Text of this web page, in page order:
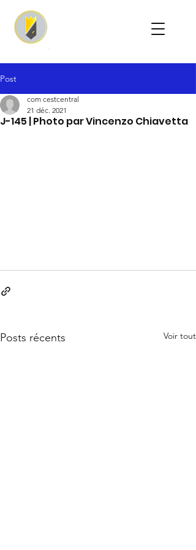
Post
J-145 | Photo par Vincenzo Chiavetta
com cestcentral
21 déc. 2021
Posts récents Voir tout